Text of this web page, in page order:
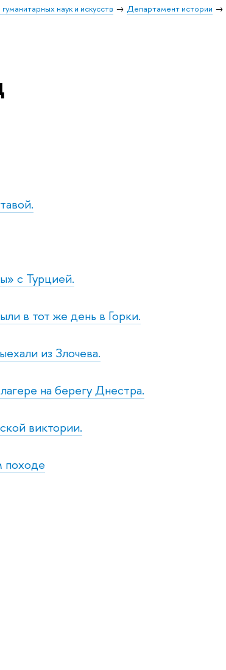
наук и искусств Департамент истории
с Турцией.
в тот же день в Горки.
из Злочева.
на берегу Днестра.
виктории.
походе